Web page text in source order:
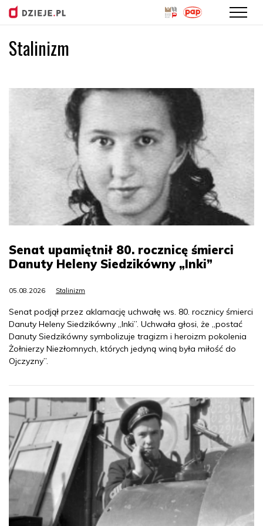
Stalinizm
Senat upamiętnił 80. rocznicę śmierci
Danuty Heleny Siedzikówny „Inki”
05.08.2026 Stalinizm
Senat podjął przez aklamację uchwałę ws. 80. rocznicy śmierci
Danuty Heleny Siedzikówny „Inki”. Uchwała głosi, że „postać
Danuty Siedzikówny symbolizuje tragizm i heroizm pokolenia
Żołnierzy Niezłomnych, których jedyną winą była miłość do
Ojczyzny”.